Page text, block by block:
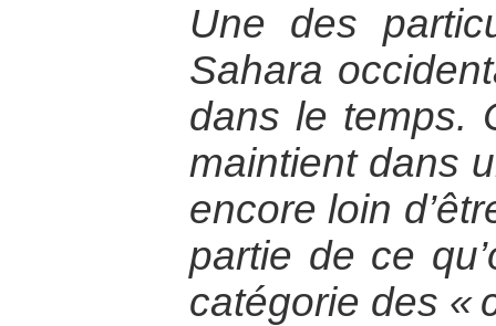
Une des
Sahara
dans le temps.
maintient dans
encore loin
partie de ce
catégorie des «